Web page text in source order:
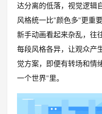
达分离的低落，视觉逻辑
风格统一比"颜色多"更重
新手动画看起来杂乱，往
每段风格各异，让观众产
觉方案，即便有转场和情
一个世界"里。